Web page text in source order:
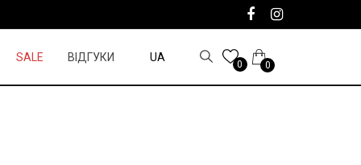
SALE ВІДГУКИ UA
0 0